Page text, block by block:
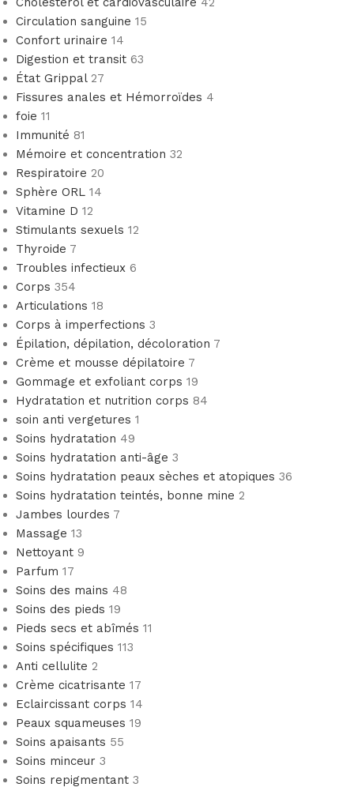
Circulation sanguine 15
Confort urinaire 14
Digestion et transit 63
État Grippal 27
Fissures anales et Hémorroïdes 4
foie 11
Immunité 81
Mémoire et concentration 32
Respiratoire 20
Sphère ORL 14
Vitamine D 12
Stimulants sexuels 12
Thyroide 7
Troubles infectieux 6
Corps 354
Articulations 18
Corps à imperfections 3
Épilation, dépilation, décoloration 7
Crème et mousse dépilatoire 7
Gommage et exfoliant corps 19
Hydratation et nutrition corps 84
soin anti vergetures 1
Soins hydratation 49
Soins hydratation anti-âge 3
Soins hydratation peaux sèches et atopiques 36
Soins hydratation teintés, bonne mine 2
Jambes lourdes 7
Massage 13
Nettoyant 9
Parfum 17
Soins des mains 48
Soins des pieds 19
Pieds secs et abîmés 11
Soins spécifiques 113
Anti cellulite 2
Crème cicatrisante 17
Eclaircissant corps 14
Peaux squameuses 19
Soins apaisants 55
Soins minceur 3
Soins repigmentant 3